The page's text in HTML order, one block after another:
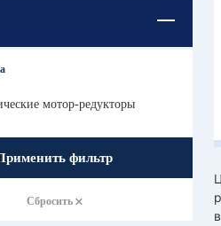
мотор-редукторы
фильтр
Сбросить